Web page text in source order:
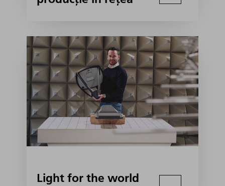
Light for the world